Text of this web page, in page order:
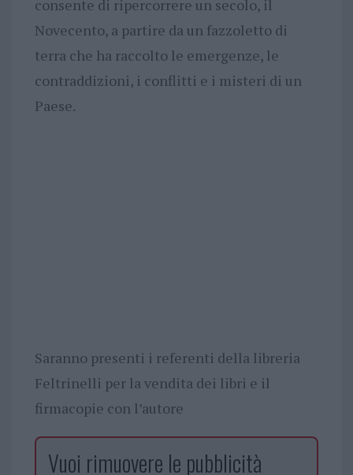
consente di ripercorrere un secolo, il
Novecento, a partire da un fazzoletto di
terra che ha raccolto le emergenze, le
contraddizioni, i conflitti e i misteri di un
Paese.
Saranno presenti i referenti della libreria
Feltrinelli per la vendita dei libri e il
firmacopie con l’autore
Vuoi rimuovere le pubblicità